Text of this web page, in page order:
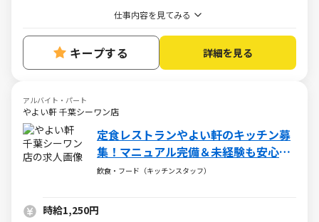
仕事内容を見てみる
キープする 詳細を見る
アルバイト・パート
やよい軒 千葉シーワン店
定食レストランやよい軒のキッチン募
集！マニュアル完備＆未経験も安心な
サポート充実！
飲食・フード（キッチンスタッフ）
時給1,250円